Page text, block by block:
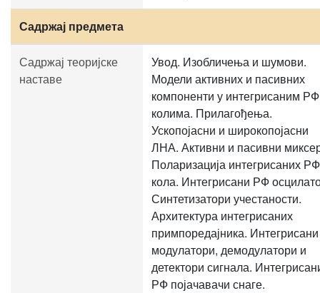
Садржај предмета
Садржај теоријске
наставе
Увод. Изобличења и шумови.
Модели активних и пасивних
компоненти у интегрисаним РФ
колима. Прилагођења.
Ускопојасни и широкопојасни
ЛНА. Активни и пасивни
Поларизација интегрисаних РФ
кола. Интегрисани РФ
Синтетизатори учестаности.
Архитектура интегрисаних
примпоредајника. Интегрисани
модулатори, демодулатори и
детектори сигнала.
РФ појачавачи снаге.